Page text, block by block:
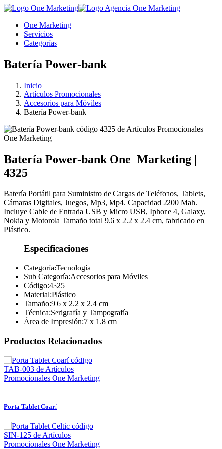
One Marketing
Servicios
Categorías
Batería Power-bank
Inicio
Artículos Promocionales
Accesorios para Móviles
Batería Power-bank
Batería Power-bank One Marketing |
4325
Batería Portátil para Suministro de Cargas de Teléfonos, Tablets,
Cámaras Digitales, Juegos, Mp3, Mp4. Capacidad 2200 Mah.
Incluye Cable de Entrada USB y Micro USB, Iphone 4, Galaxy,
Nokia y Motorola Tamaño total 9.6 x 2.2 x 2.4 cm, fabricado en
Plástico.
Especificaciones
Categoría:Tecnología
Sub Categoría:Accesorios para Móviles
Código:4325
Material:Plástico
Tamaño:9.6 x 2.2 x 2.4 cm
Técnica:Serigrafía y Tampografía
Área de Impresión:7 x 1.8 cm
Productos Relacionados
Porta Tablet Coarí